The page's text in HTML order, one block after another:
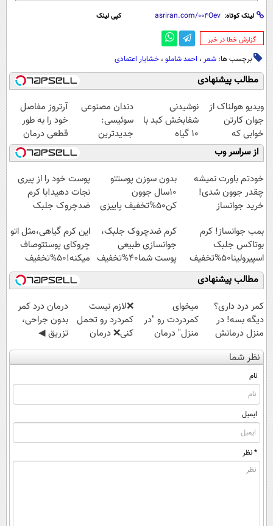
لینک کوتاه: کپی لینک
‌گزارش خطا در خبر
برچسب ها: شعر ، احمد شاملو ، خشایار اعتمادی
مطالب پیشنهادی
ویدیو هولناک از
جوان کارتن
خوابی که
میلیاردر شد.
آموزش رایگان
نوشیدنی
شفابخش کبد با
10 گیاه
موثر(تخفیف تا
امشب)
دندان مصنوعی
سوئیسی:
جدیدترین
فناوری اروپا،
سبک و مقاوم |
پرداخت قسطی
آرتروز مفاصل
خود را به طور
قطعی درمان
کنید!
◗پرسش‌نامه◖
از سراسر وب
خودتم باورت نمیشه
چقدر جوون شدی!
خرید جوانساز
ویژه
بدون سوزن پوستتو
10سال جوون
کن50%تخفیف پاییزی
پوست خود را از پیری
نجات دهید!با کرم
ضدچروک جلبک
بمب جوانساز! کرم
بوتاکس جلبک
اسپیرولینا50%تخفیف
کرم ضدچروک جلبک،
جوانسازی طبیعی
پوست شما40%تخفیف
این کرم گیاهی،مثل اتو
چروکای پوستتوصاف
میکنه!50%تخفیف
مطالب پیشنهادی
کمر درد داری؟
دیگه بسه! در
منزل درمانش
کن
(◀پرسش‌نامه)
میخوای
کمردردت رو "در
منزل" درمان
کنی؟ (◂فیلم +
❌لازم نیست
کمردرد رو تحمل
کنی❌ درمان
بدون جراحی و
درمان درد کمر
بدون جراحی،
تزریق ◀
پرسش‌نامه رو پر
نظر شما
نام
ایمیل
* نظر